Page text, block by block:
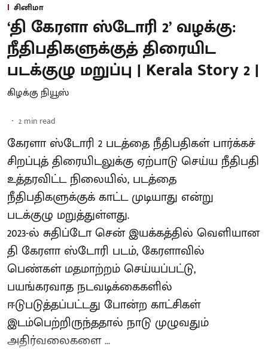
சினிமா
‘தி கேரளா ஸ்டோரி 2’ வழக்கு:
நீதிபதிகளுக்குத் திரையிட
படக்குழு மறுப்பு | Kerala Story 2 |
கிழக்கு நியூஸ்
2 min read
கேரளா ஸ்டோரி 2 படத்தை நீதிபதிகள் பார்க்கச்
சிறப்புத் திரையிடலுக்கு ஏற்பாடு செய்ய நீதிபதி
உத்தரவிட்ட நிலையில், படத்தை
நீதிபதிகளுக்குக் காட்ட முடியாது என்று
படக்குழு மறுத்துள்ளது.
2023-ல் சுதிப்டோ சென் இயக்​கத்​தில் வெளியான
தி கேரளா ஸ்டோரி படம், கேரளாவில்
பெண்கள் மதமாற்றம் செய்யப்பட்டு,
பயங்கரவாத நடவடிக்கைகளில்
ஈடுபடுத்தப்பட்டது போன்ற காட்சிகள்
இடம்பெற்றிருந்ததால் நாடு முழுவதும்
அதிர்வலைகளை ...